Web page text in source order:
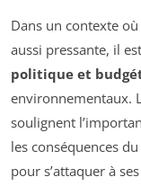
Dans un contexte où
aussi pressante, il
politique et
environnementaux.
soulignent
les conséquences
pour s’attaquer à